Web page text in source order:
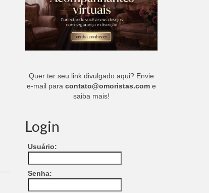
Quer ter seu link divulgado aqui? Envie
e-mail para contato@omoristas.come
saiba mais!
Login
Usuário:
Senha: